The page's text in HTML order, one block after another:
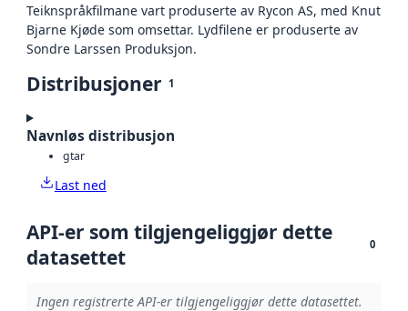
Teiknspråkfilmane vart produserte av Rycon AS, med Knut
Bjarne Kjøde som omsettar. Lydfilene er produserte av
Sondre Larssen Produksjon.
Distribusjoner 1
Navnløs distribusjon
gtar
Last ned
API-er som tilgjengeliggjør dette
datasettet
0
Ingen registrerte API-er tilgjengeliggjør dette datasettet.